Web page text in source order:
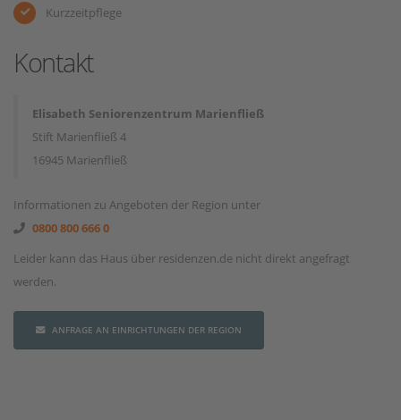
Kurzzeitpflege
Kontakt
Elisabeth Seniorenzentrum Marienfließ
Stift Marienfließ 4
16945 Marienfließ
Informationen zu Angeboten der Region unter
0800 800 666 0
Leider kann das Haus über residenzen.de nicht direkt angefragt
werden.
ANFRAGE AN EINRICHTUNGEN DER REGION